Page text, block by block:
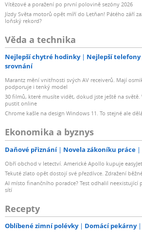
Vítězové a poražení po první polovině sezóny 2026
Jízdy Světa motorů opět míří do Letňan! Pátého září
loňský rekord?
Věda a technika
Nejlepší chytré hodinky Nejlepší telefony
srovnání
Marantz mění vnitřnosti svých AV receiverů. Mají
podporuje i tenký model
30 filmů, které musíte vidět, dokud jste ještě na světě.
pustit online
Chrome kašle na design Windows 11. To stejné ale
Ekonomika a byznys
Daňové přiznání Novela zákoníku práce
Obří obchod v letectví. Americké Apollo kupuje
Tekuté zlato opět dostojí své přezdívce. Zdražení
AI místo finančního poradce? Test odhalil neexistující
sítí
Recepty
Oblíbené zimní polévky Domácí pekárny